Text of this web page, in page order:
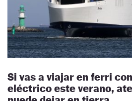
Si vas a viajar en ferri
eléctrico este verano,